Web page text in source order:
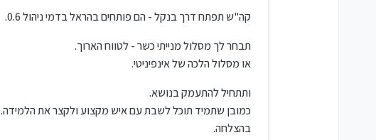
קה"ש תפתח דרך בנקל - הם פותחים בהראל בדמי ניהול 0.6.
תבחר לך מסלול מנייתי כשר - לטווח הארוך.
או מסלול הלכה של אינפיניטי.
ותתחיל להתעמק בנושא.
כמובן שתמיד תוכל לשבת עם איש מקצוע ולקצר את הלמידה.
בהצלחה.